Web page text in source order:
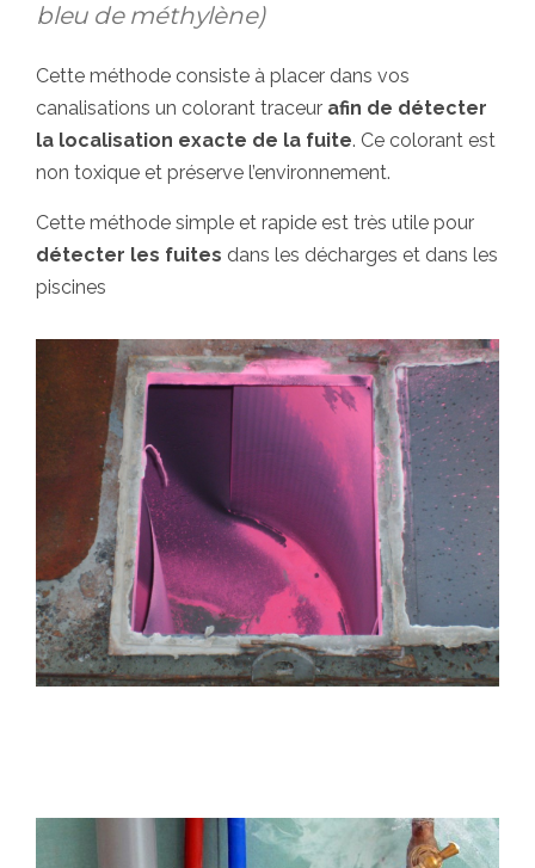
bleu de méthylène)
Cette méthode consiste à placer dans vos
canalisations un colorant traceur afin de détecter
la localisation exacte de la fuite. Ce colorant est
non toxique et préserve l’environnement.
Cette méthode simple et rapide est très utile pour
détecter les fuites dans les décharges et dans les
piscines